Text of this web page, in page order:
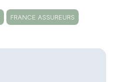
FRANCE ASSUREURS